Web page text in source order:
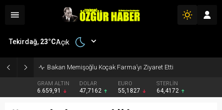
Bakan Memişoğlu Koçak Farma’yı Ziyaret Etti
GRAM ALTIN
6.659,91
DOLAR
47,7162
EURO
55,1827
STERLİN
64,4172
Tekirdağ, 23°CAçık